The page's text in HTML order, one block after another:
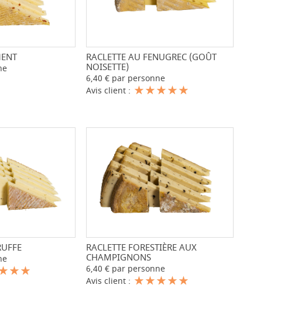
- - +
RACLETTE AU FENUGREC (GOÛT
NOISETTE)
6,40 € par personne
Avis client :
- -
RACLETTE FORESTIÈRE AUX
CHAMPIGNONS
6,40 € par personne
Avis client :